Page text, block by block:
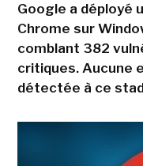
Google a déployé
Chrome sur
comblant 382
critiques. Aucune
détectée à ce